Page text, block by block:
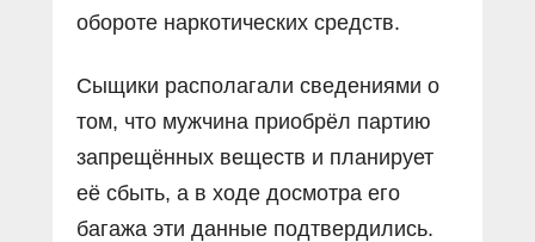
обороте наркотических средств.
Сыщики располагали сведениями о
том, что мужчина приобрёл партию
запрещённых веществ и планирует
её сбыть, а в ходе досмотра его
багажа эти данные подтвердились.